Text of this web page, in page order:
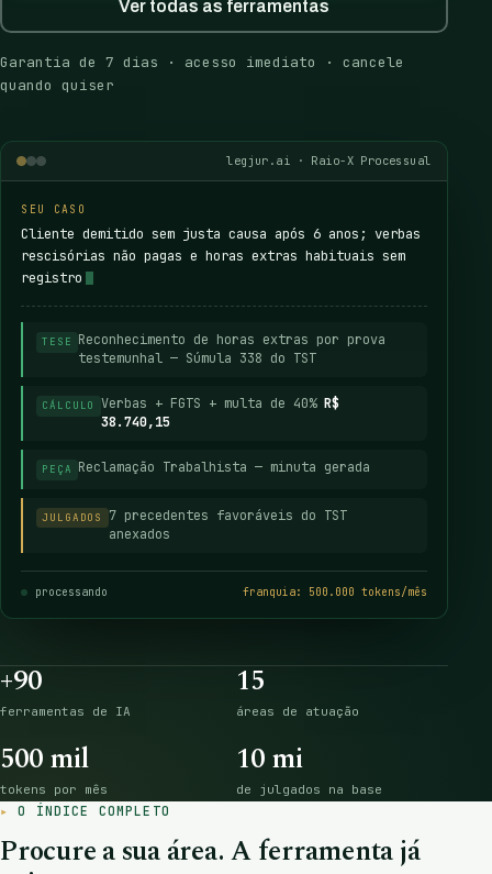
Ver todas as ferramentas
Garantia de 7 dias · acesso imediato · cancele
quando quiser
legjur.ai · Raio-X Processual
SEU CASO
Cliente demitido sem justa causa após 6 anos; verbas
rescisórias não pagas e horas extras habituais sem
registro
TESE
Reconhecimento de horas extras por prova
testemunhal — Súmula 338 do TST
CÁLCULO Verbas + FGTS + multa de 40% R$
38.740,15
PEÇA Reclamação Trabalhista — minuta gerada
JULGADOS
7 precedentes favoráveis do TST
anexados
processando franquia: 500.000 tokens/mês
+90
ferramentas de IA
15
áreas de atuação
500 mil
tokens por mês
10 mi
de julgados na base
O ÍNDICE COMPLETO
Procure a sua área. A ferramenta já